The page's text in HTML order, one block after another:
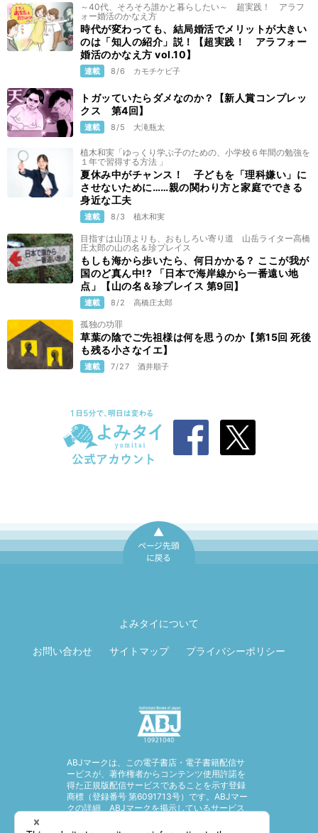
～40代、そろそろ誰かと暮らしたい～ 超実践！ アラフ
ォー婚活のかなえ方
時代が変わっても、結局婚活でメリットが大きい
のは「知人の紹介」説！【超実践！ アラフォー
婚活のかなえ方 vol.10】
連載 8/6 カモチケビ子
トガッていたらダメなのか？【新人賞コンプレッ
クス 第4回】
連載 8/5 大滝瓶太
植木和実「ゆっくり学ぶ子のための、小学校６年間の勉強を
１年で習得する方法 」
夏休み中がチャンス！ 子どもを「理科嫌い」に
させないために……親の関わり方と家庭でできる
身近な工夫
連載 8/3 植木和実
目指すは山頂よりも、おもしろい寄り道 山岳ライター高橋
庄太郎の山の名＆珍プレイス
もしも海から歩いたら、何日かかる？ ここが我が
国のど真ん中!? 「日本で海岸線から一番遠い地
点」【山の名＆珍プレイス 第9回】
連載 8/2 高橋庄太郎
孤独の功罪
草葉の陰でご先祖様は何を思うのか【第15回 死後
も残る小さなイエ】
連載 7/27 酒井順子
よみタイについて
お問い合わせ サイトマップ プライバシーポリシー
ABJマークは、この電子書店・電子書籍配信サ
ービスが、著作権者からコンテンツ使用許諾を
得た正規版配信サービスであることを示す登録
商標（登録番号 第6091713号）です。ABJマー
クの詳細、ABJマークを掲示しているサービス